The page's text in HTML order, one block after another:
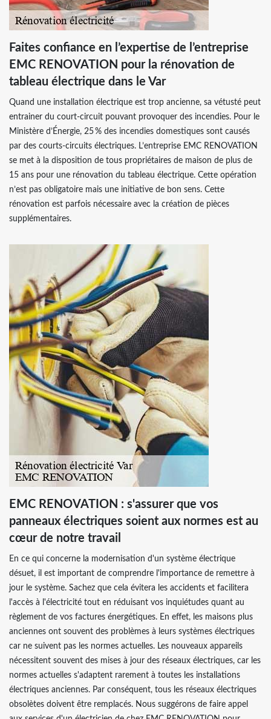
Faites confiance en l’expertise de l’entreprise
EMC RENOVATION pour la rénovation de
tableau électrique dans le Var
Quand une installation électrique est trop ancienne, sa vétusté peut
entrainer du court-circuit pouvant provoquer des incendies. Pour le
Ministère d’Énergie, 25 % des incendies domestiques sont causés
par des courts-circuits électriques. L’entreprise EMC RENOVATION
se met à la disposition de tous propriétaires de maison de plus de
15 ans pour une rénovation du tableau électrique. Cette opération
n’est pas obligatoire mais une initiative de bon sens. Cette
rénovation est parfois nécessaire avec la création de pièces
supplémentaires.
EMC RENOVATION : s'assurer que vos
panneaux électriques soient aux normes est au
cœur de notre travail
En ce qui concerne la modernisation d'un système électrique
désuet, il est important de comprendre l'importance de remettre à
jour le système. Sachez que cela évitera les accidents et facilitera
l'accès à l'électricité tout en réduisant vos inquiétudes quant au
règlement de vos factures énergétiques. En effet, les maisons plus
anciennes ont souvent des problèmes à leurs systèmes électriques
car ne suivent pas les normes actuelles. Les nouveaux appareils
nécessitent souvent des mises à jour des réseaux électriques, car les
normes actuelles s'adaptent rarement à toutes les installations
électriques anciennes. Par conséquent, tous les réseaux électriques
obsolètes doivent être remplacés. Nous suggérons de faire appel